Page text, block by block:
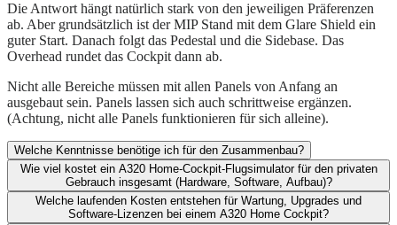
Die Antwort hängt natürlich stark von den jeweiligen Präferenzen
ab. Aber grundsätzlich ist der MIP Stand mit dem Glare Shield ein
guter Start. Danach folgt das Pedestal und die Sidebase. Das
Overhead rundet das Cockpit dann ab.
Nicht alle Bereiche müssen mit allen Panels von Anfang an
ausgebaut sein. Panels lassen sich auch schrittweise ergänzen.
(Achtung, nicht alle Panels funktionieren für sich alleine).
Welche Kenntnisse benötige ich für den Zusammenbau?
Wie viel kostet ein A320 Home-Cockpit-Flugsimulator für den privaten
Gebrauch insgesamt (Hardware, Software, Aufbau)?​
Welche laufenden Kosten entstehen für Wartung, Upgrades und
Software-Lizenzen bei einem A320 Home Cockpit?​